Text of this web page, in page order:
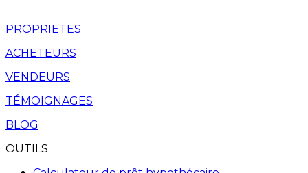
PROPRIETES
ACHETEURS
VENDEURS
TÉMOIGNAGES
BLOG
OUTILS